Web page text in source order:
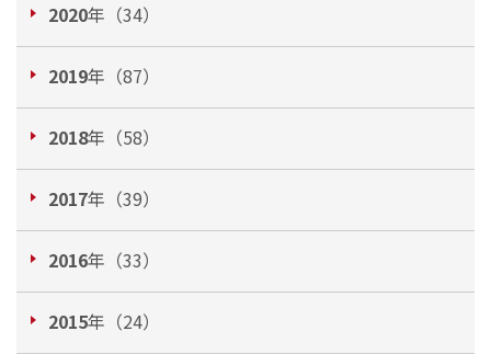
2020年（34）
2019年（87）
2018年（58）
2017年（39）
2016年（33）
2015年（24）